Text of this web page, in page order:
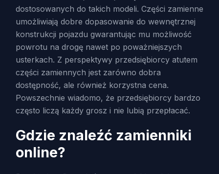
dostosowanych do takich modeli. Części zamienne
umożliwiają dobre dopasowanie do wewnętrznej
konstrukcji pojazdu gwarantując mu możliwość
powrotu na drogę nawet po poważniejszych
usterkach. Z perspektywy przedsiębiorcy atutem
części zamiennych jest zarówno dobra
dostępność, ale również korzystna cena.
Powszechnie wiadomo, że przedsiębiorcy bardzo
często liczą każdy grosz i nie lubią przepłacać.
Gdzie znaleźć zamienniki
online?